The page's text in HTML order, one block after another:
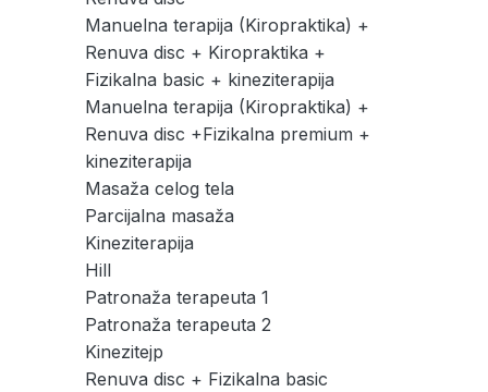
Manuelna terapija (Kiropraktika) +
Renuva disc + Kiropraktika +
Fizikalna basic + kineziterapija
Manuelna terapija (Kiropraktika) +
Renuva disc +Fizikalna premium +
kineziterapija
Masaža celog tela
Parcijalna masaža
Kineziterapija
Hill
Patronaža terapeuta 1
Patronaža terapeuta 2
Kinezitejp
Renuva disc + Fizikalna basic